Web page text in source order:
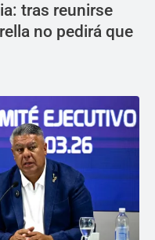
tras reunirse
no pedirá que